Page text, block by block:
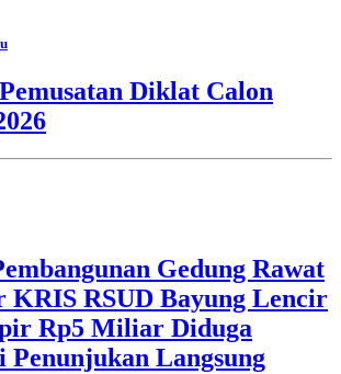
Diklat Calon
Gedung Rawat
KRIS RSUD Bayung Lencir
Rp5 Miliar Diduga
Penunjukan Langsung